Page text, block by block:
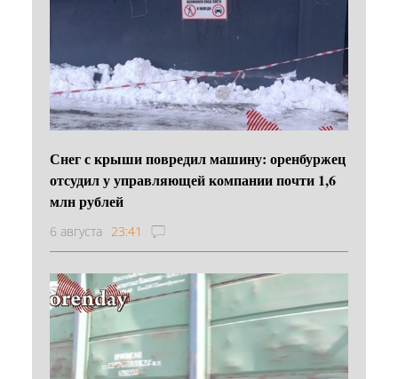
Снег с крыши повредил машину: оренбуржец
отсудил у управляющей компании почти 1,6
млн рублей
6 августа 23:41